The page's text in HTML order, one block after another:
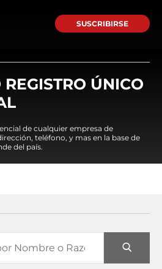
SUSCRIBIRSE
ÚNICO
de cualquier empresa de
teléfono, y mas en la base de
del país.